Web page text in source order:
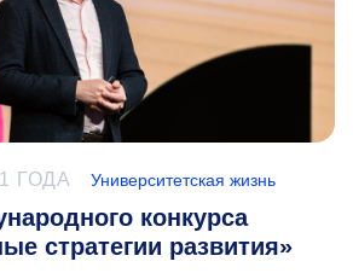
ГОДА Университетская жизнь
конкурса
стратегии развития»